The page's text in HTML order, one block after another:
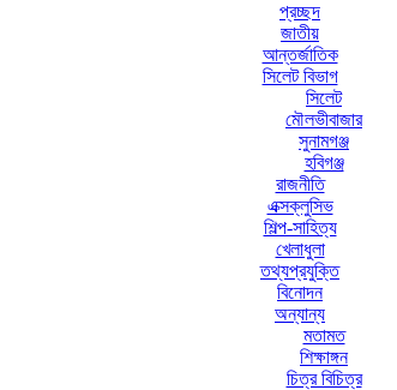
প্রচ্ছদ
জাতীয়
আন্তর্জাতিক
সিলেট বিভাগ
সিলেট
মৌলভীবাজার
সুনামগঞ্জ
হবিগঞ্জ
রাজনীতি
এক্সক্লুসিভ
শিল্প-সাহিত্য
খেলাধুলা
তথ্যপ্রযুক্তি
বিনোদন
অন্যান্য
মতামত
শিক্ষাঙ্গন
চিত্র বিচিত্র